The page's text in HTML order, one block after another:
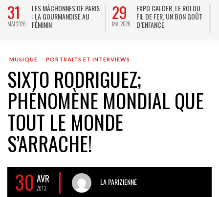
LES MÂCHONNES DE PARIS
: LA GOURMANDISE AU
FÉMININ
29
EXPO CALDER, LE ROI DU
FIL DE FER, UN BON GOÛT
D’ENFANCE
28
MUSIQUE PORTRAITS ET INTERVIEWS
SIXTO RODRIGUEZ;
PHÉNOMÈNE MONDIAL QUE
TOUT LE MONDE
S’ARRACHE!
30 AVR
2013
LA PARIZIENNE